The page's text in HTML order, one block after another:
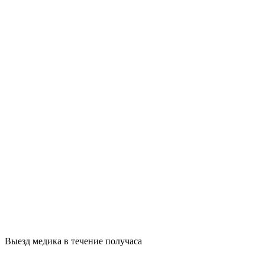
Выезд медика в течение получаса